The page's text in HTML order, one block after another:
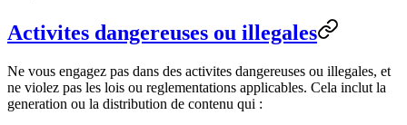
Activites dangereuses ou illegales
Ne vous engagez pas dans des activites dangereuses ou illegales, et
ne violez pas les lois ou reglementations applicables. Cela inclut la
generation ou la distribution de contenu qui :